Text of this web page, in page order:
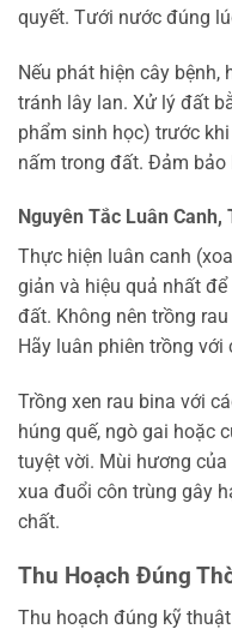
quyết. Tưới nước đúng
Nếu phát hiện cây bệnh,
tránh lây lan. Xử lý đất
phẩm sinh học) trước
nấm trong đất. Đảm
Nguyên Tắc Luân Canh,
Thực hiện luân canh
giản và hiệu quả nhất
đất. Không nên trồng
Hãy luân phiên trồng
Trồng xen rau bina với
húng quế, ngò gai hoặc
tuyệt vời. Mùi hương
xua đuổi côn trùng gây
chất.
Thu Hoạch Đúng
Thu hoạch đúng kỹ